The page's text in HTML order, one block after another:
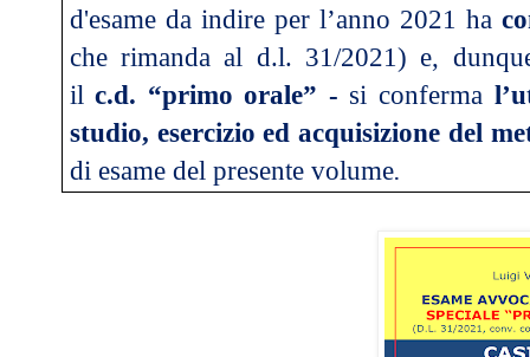
d'esame da indire per l’anno 2021 ha
che rimanda al d.l. 31/2021) e,
ilc.d. “primo orale” - si conferma
studio, esercizio ed acquisizione del
di esame del presente volume.